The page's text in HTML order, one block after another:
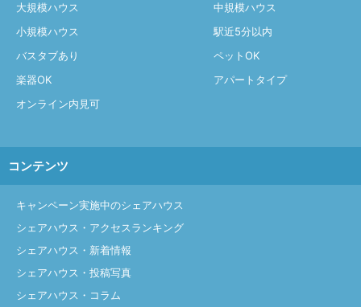
大規模ハウス
中規模ハウス
小規模ハウス
駅近5分以内
バスタブあり
ペットOK
楽器OK
アパートタイプ
オンライン内見可
コンテンツ
キャンペーン実施中のシェアハウス
シェアハウス・アクセスランキング
シェアハウス・新着情報
シェアハウス・投稿写真
シェアハウス・コラム